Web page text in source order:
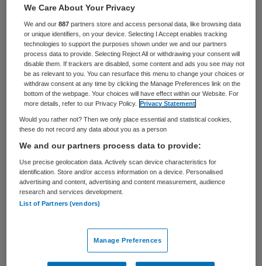
Van Rijn (Medische Zorg) noemt die
substitutie ‘onwenselijk’. Volgens de
minister zijn er voldoende zelfzorgmiddelen
beschikbaar om als alternatief te dienen.
Het Nivel concludeert dat middelen als
paracetamol 100 mg, vitamine D en calcium
minder worden voorgeschreven door
huisartsen sinds ze uit het basispakket zijn
verdwenen. Dat was ook de bedoeling van
de pakketwijziging. Veel mensen die deze
middelen gebruikten kopen en betalen ze nu
zelf, bijvoorbeeld bij de drogist of apotheek.
Maar een deel van hen krijgt ook een ander
We Care About Your Privacy
We and our887 partners store and access personal data, like browsing data
or unique identifiers, on your device. Selecting I Accept enables tracking
technologies to support the purposes shown under we and our partners
process data to provide. Selecting Reject All or withdrawing your consent will
disable them. If trackers are disabled, some content and ads you see may not
be as relevant to you. You can resurface this menu to change your choices or
withdraw consent at any time by clicking the Manage Preferences link on the
bottom of the webpage. Your choices will have effect within our Website. For
more details, refer to our Privacy Policy.
Privacy Statement
Would you rather not? Then we only place essential and statistical cookies,
these do not record any data about you as a person
We and our partners process data to provide:
Use precise geolocation data. Actively scan device characteristics for
identification. Store and/or access information on a device. Personalised
advertising and content, advertising and content measurement, audience
research and services development.
List of Partners (vendors)
Manage Preferences